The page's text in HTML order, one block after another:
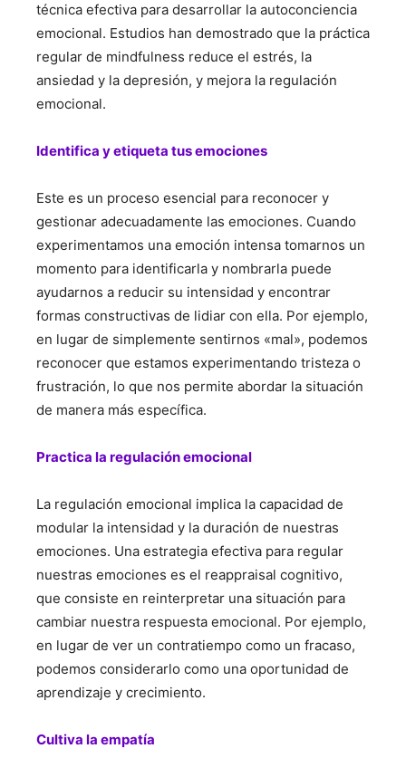
técnica efectiva para desarrollar la autoconciencia
emocional. Estudios han demostrado que la práctica
regular de mindfulness reduce el estrés, la
ansiedad y la depresión, y mejora la regulación
emocional.
Identifica y etiqueta tus emociones
Este es un proceso esencial para reconocer y
gestionar adecuadamente las emociones. Cuando
experimentamos una emoción intensa tomarnos un
momento para identificarla y nombrarla puede
ayudarnos a reducir su intensidad y encontrar
formas constructivas de lidiar con ella. Por ejemplo,
en lugar de simplemente sentirnos «mal», podemos
reconocer que estamos experimentando tristeza o
frustración, lo que nos permite abordar la situación
de manera más específica.
Practica la regulación emocional
La regulación emocional implica la capacidad de
modular la intensidad y la duración de nuestras
emociones. Una estrategia efectiva para regular
nuestras emociones es el reappraisal cognitivo,
que consiste en reinterpretar una situación para
cambiar nuestra respuesta emocional. Por ejemplo,
en lugar de ver un contratiempo como un fracaso,
podemos considerarlo como una oportunidad de
aprendizaje y crecimiento.
Cultiva la empatía